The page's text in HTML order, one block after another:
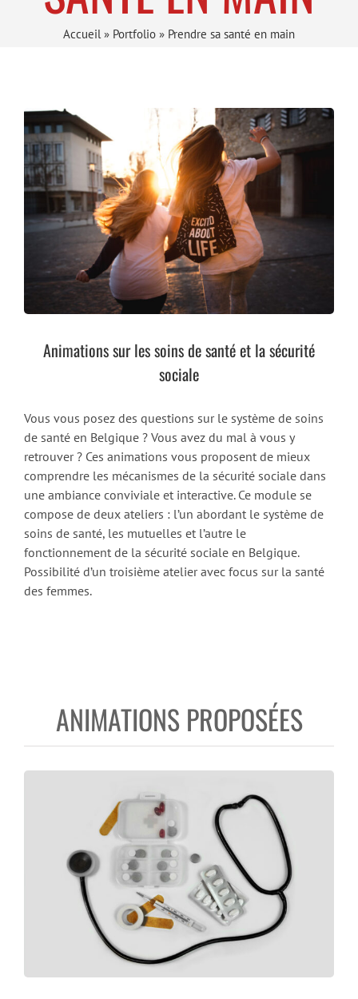
Accueil » Portfolio » Prendre sa santé en main
Animations sur les soins de santé et la sécurité
sociale
Vous vous posez des questions sur le système de soins
de santé en Belgique ? Vous avez du mal à vous y
retrouver ? Ces animations vous proposent de mieux
comprendre les mécanismes de la sécurité sociale dans
une ambiance conviviale et interactive. Ce module se
compose de deux ateliers : l’un abordant le système de
soins de santé, les mutuelles et l’autre le
fonctionnement de la sécurité sociale en Belgique.
Possibilité d’un troisième atelier avec focus sur la santé
des femmes.
ANIMATIONS PROPOSÉES